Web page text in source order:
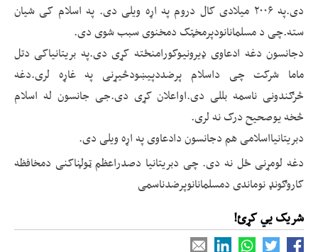
دی.په ۲۰۰۶ میلادی کال دروم په اړه ویلی دی. په اسلام کی شیان
سته.چی د مسلمانانودپرمخټک دمخنوی سبب شوی دی.
دجانسون دغه ادعاوی ډیرونیوکورامنځته کړی دی.په بریتانیاکی دتل
ماما شرکت چی داسلام پرضددپیښودڅیړنی په غاړه لری.دغه
څرګندونی ناسمه بللی دی.اواعلان کړی دی.جی جانسون له اسلام
څخه یوصحیح درک نه لری.
دبریتانیااسلامی هم دجانسون دادعاوی په اړه ویلی دی.
دغه لومړنی ځل نه دی. چی دبریتانیا دصدراعظم ټولڼاکنی دمخافظه
کاروګونډ نوماندی دمسلمانانوپرضدناسمی
شریک یي کړئ!